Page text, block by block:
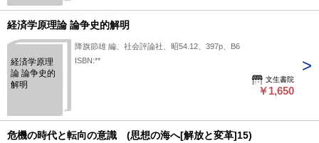
経済学原理論 論争史的解明
経済学原理
論 論争史的
解明
降旗節雄 編、社会評論社、昭54.12、397p、B6
ISBN:**
文生書院
￥1,650
危機の時代と転向の意識 (思想の海へ[解放と変革]15)